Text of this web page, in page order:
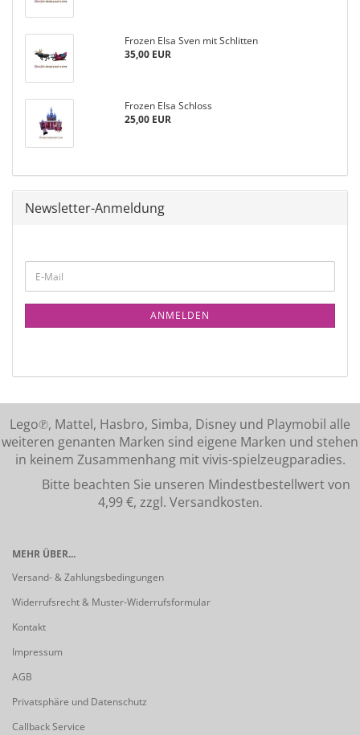
Frozen Elsa Sven mit Schlitten
35,00 EUR
Frozen Elsa Schloss
25,00 EUR
Newsletter-Anmeldung
ANMELDEN
Lego℗, Mattel, Hasbro, Simba, Disney und Playmobil alle
weiteren genanten Marken sind eigene Marken und stehen
in keinem Zusammenhang mit vivis-spielzeugparadies.
Bitte beachten Sie unseren Mindestbestellwert von
4,99 €, zzgl. Versandkosten.
MEHR ÜBER...
Versand- & Zahlungsbedingungen
Widerrufsrecht & Muster-Widerrufsformular
Kontakt
Impressum
AGB
Privatsphäre und Datenschutz
Callback Service